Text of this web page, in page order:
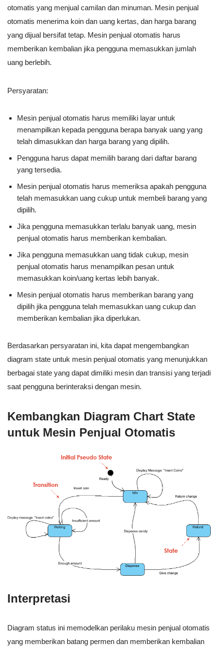
otomatis yang menjual camilan dan minuman. Mesin penjual
otomatis menerima koin dan uang kertas, dan harga barang
yang dijual bersifat tetap. Mesin penjual otomatis harus
memberikan kembalian jika pengguna memasukkan jumlah
uang berlebih.
Persyaratan:
Mesin penjual otomatis harus memiliki layar untuk
menampilkan kepada pengguna berapa banyak uang yang
telah dimasukkan dan harga barang yang dipilih.
Pengguna harus dapat memilih barang dari daftar barang
yang tersedia.
Mesin penjual otomatis harus memeriksa apakah pengguna
telah memasukkan uang cukup untuk membeli barang yang
dipilih.
Jika pengguna memasukkan terlalu banyak uang, mesin
penjual otomatis harus memberikan kembalian.
Jika pengguna memasukkan uang tidak cukup, mesin
penjual otomatis harus menampilkan pesan untuk
memasukkan koin/uang kertas lebih banyak.
Mesin penjual otomatis harus memberikan barang yang
dipilih jika pengguna telah memasukkan uang cukup dan
memberikan kembalian jika diperlukan.
Berdasarkan persyaratan ini, kita dapat mengembangkan
diagram state untuk mesin penjual otomatis yang menunjukkan
berbagai state yang dapat dimiliki mesin dan transisi yang terjadi
saat pengguna berinteraksi dengan mesin.
Kembangkan Diagram Chart State
untuk Mesin Penjual Otomatis
Interpretasi
Diagram status ini memodelkan perilaku mesin penjual otomatis
yang memberikan batang permen dan memberikan kembalian